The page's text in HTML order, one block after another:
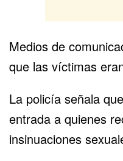
Medios de
que las víctimas
La policía señala
entrada a quienes
insinuaciones